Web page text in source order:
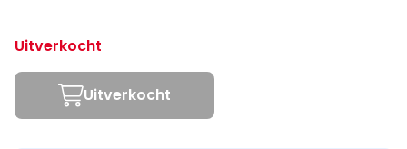
Uitverkocht
Uitverkocht